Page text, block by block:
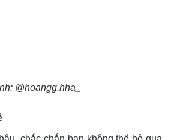
@hoangg.hha_